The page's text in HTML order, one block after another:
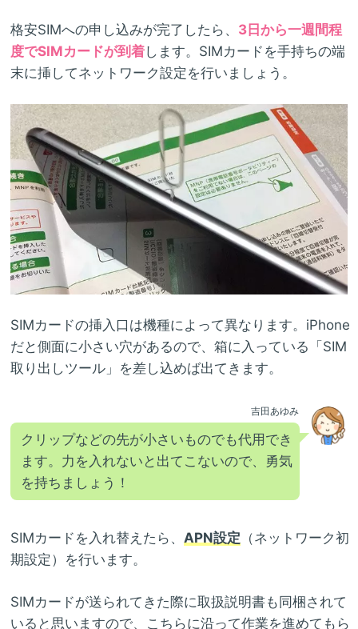
格安SIMへの申し込みが完了したら、 3日から一週間程
度でSIMカードが到着します。SIMカードを手持ちの端
末に挿してネットワーク設定を行いましょう。
SIMカードの挿入口は機種によって異なります。iPhone
だと側面に小さい穴があるので、箱に入っている「SIM
取り出しツール」を差し込めば出てきます。
吉田あゆみ
クリップなどの先が小さいものでも代用でき
ます。力を入れないと出てこないので、勇気
を持ちましょう！
SIMカードを入れ替えたら、 APN設定 （ネットワーク初
期設定）を行います。
SIMカードが送られてきた際に取扱説明書も同梱されて
いると思いますので、こちらに沿って作業を進めてもら